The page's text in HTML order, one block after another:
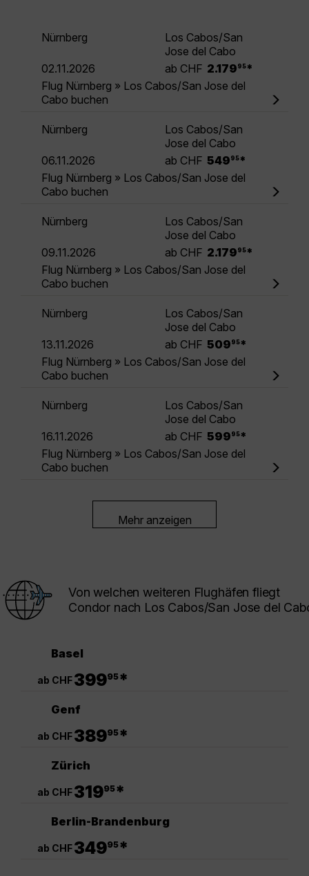
Nürnberg
Los Cabos/San
Jose del Cabo
02.11.2026
ab CHF 2.179 95 *
Flug Nürnberg » Los Cabos/San Jose del
Cabo buchen
Nürnberg
Los Cabos/San
Jose del Cabo
06.11.2026
ab CHF 549 95 *
Flug Nürnberg » Los Cabos/San Jose del
Cabo buchen
Nürnberg
Los Cabos/San
Jose del Cabo
09.11.2026
ab CHF 2.179 95 *
Flug Nürnberg » Los Cabos/San Jose del
Cabo buchen
Nürnberg
Los Cabos/San
Jose del Cabo
13.11.2026
ab CHF 509 95 *
Flug Nürnberg » Los Cabos/San Jose del
Cabo buchen
Nürnberg
Los Cabos/San
Jose del Cabo
16.11.2026
ab CHF 599 95 *
Flug Nürnberg » Los Cabos/San Jose del
Cabo buchen
Mehr anzeigen
Von welchen weiteren Flughäfen fliegt
Condor nach Los Cabos/San Jose del
Basel
ab CHF39995*
Genf
ab CHF38995*
Zürich
ab CHF31995*
Berlin-Brandenburg
ab CHF34995*